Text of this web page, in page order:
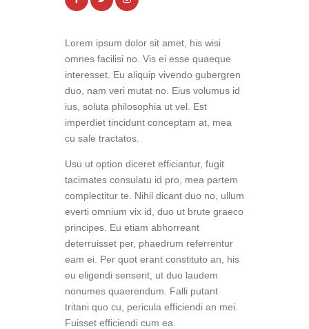
Lorem ipsum dolor sit amet, his wisi
omnes facilisi no. Vis ei esse quaeque
interesset. Eu aliquip vivendo gubergren
duo, nam veri mutat no. Eius volumus id
ius, soluta philosophia ut vel. Est
imperdiet tincidunt conceptam at, mea
cu sale tractatos.
Usu ut option diceret efficiantur, fugit
tacimates consulatu id pro, mea partem
complectitur te. Nihil dicant duo no, ullum
everti omnium vix id, duo ut brute graeco
principes. Eu etiam abhorreant
deterruisset per, phaedrum referrentur
eam ei. Per quot erant constituto an, his
eu eligendi senserit, ut duo laudem
nonumes quaerendum. Falli putant
tritani quo cu, pericula efficiendi an mei.
Fuisset efficiendi cum ea.